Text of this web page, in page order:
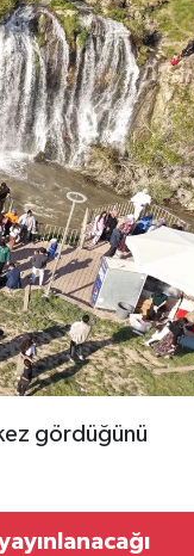
gördüğünü